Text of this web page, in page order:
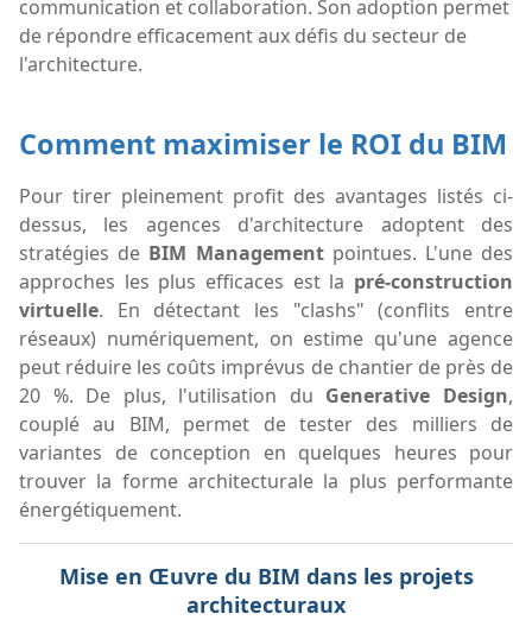
communication et collaboration. Son adoption permet
de répondre efficacement aux défis du secteur de
l'architecture.
Comment maximiser le ROI du BIM
Pour tirer pleinement profit des avantages listés ci-
dessus, les agences d'architecture adoptent des
stratégies de BIM Managementpointues. L'une des
approches les plus efficaces est la pré-construction
virtuelle. En détectant les "clashs" (conflits entre
réseaux) numériquement, on estime qu'une agence
peut réduire les coûts imprévus de chantier de près de
20 %. De plus, l'utilisation du Generative Design,
couplé au BIM, permet de tester des milliers de
variantes de conception en quelques heures pour
trouver la forme architecturale la plus performante
énergétiquement.
Mise en Œuvre du BIM dans les projets
architecturaux